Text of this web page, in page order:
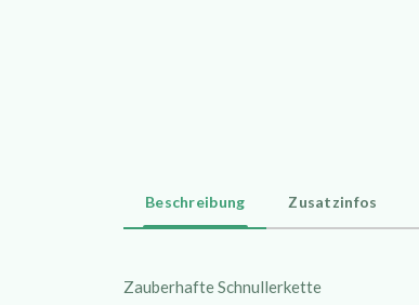
Beschreibung Zusatzinfos
Zauberhafte Schnullerkette